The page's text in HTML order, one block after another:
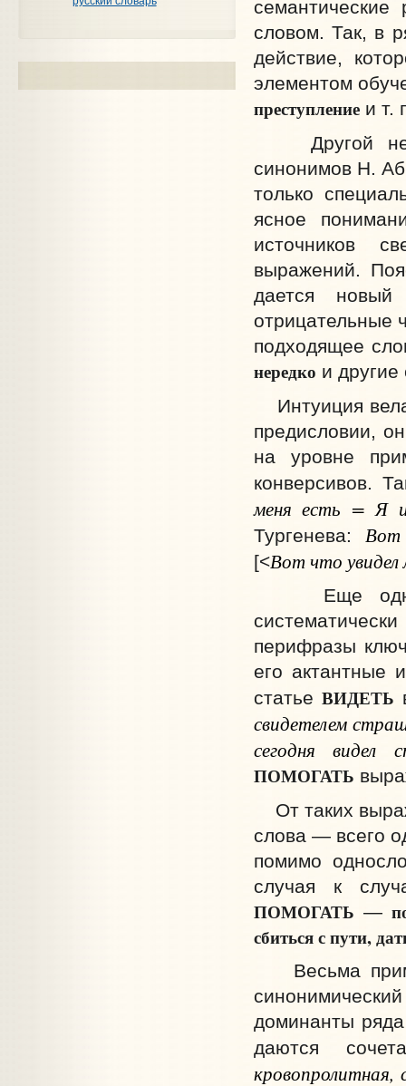
словом. Так, в
действие,
элементом
преступлениеи т.
Другой
синонимов Н.
только
ясное
источников
выражений.
дается новый
отрицательные
подходящее
нередко и
Интуиция
предисловии,
на уровне
конверсивов.
меня есть = Я
Тургенева: Вот
[<Вот что
Еще одна
перифразы
его актантные
статье ВИДЕТЬ
свидетелем
сегодня видел
ПОМОГАТЬ
От таких
слова — всего
помимо
случая к
ПОМОГАТЬ —
сбиться с пути,
Весьма
доминанты
даются
кровопролитная,